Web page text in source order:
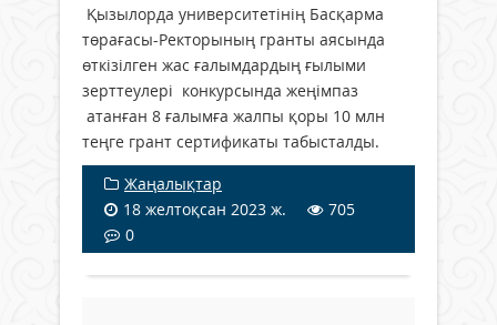
Қызылорда университетінің Басқарма
төрағасы-Ректорының гранты аясында
өткізілген жас ғалымдардың ғылыми
зерттеулері конкурсында жеңімпаз
атанған 8 ғалымға жалпы қоры 10 млн
теңге грант сертификаты табысталды.
Жаңалықтар
18 желтоқсан 2023 ж.
705
0